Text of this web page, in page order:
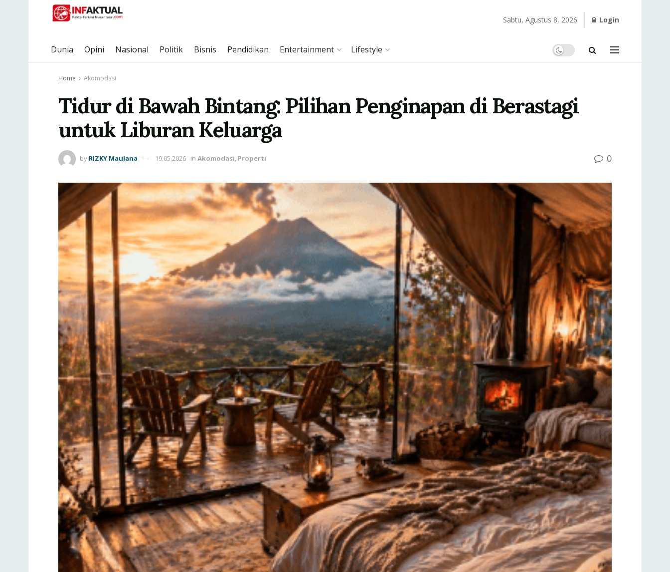
Sabtu, Agustus 8, 2026 Login
Dunia Opini Nasional Politik Bisnis Pendidikan Entertainment Lifestyle
Home Akomodasi
Tidur di Bawah Bintang: Pilihan Penginapan di Berastagi
untuk Liburan Keluarga
by RIZKY Maulana 19.05.2026 in Akomodasi, Properti 0